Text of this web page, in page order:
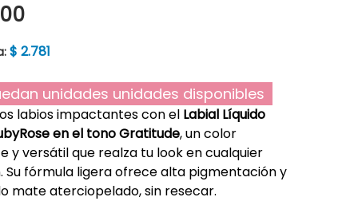
$ 2.781
unidades unidades disponibles
labios impactantes con el Labial Líquido
en el tono Gratitude, un color
y versátil que realza tu look en cualquier
Su fórmula ligera ofrece alta pigmentación y
mate aterciopelado, sin resecar.